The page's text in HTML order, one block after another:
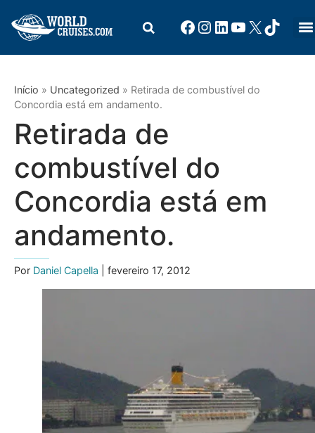
Início » Uncategorized » Retirada de combustível do
Concordia está em andamento.
Retirada de
combustível do
Concordia está em
andamento.
Por Daniel Capella | fevereiro 17, 2012